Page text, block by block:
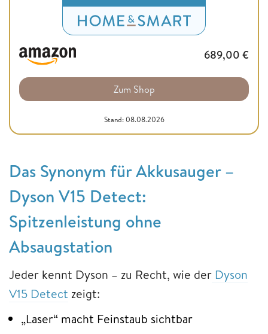
689,00 €
Zum Shop
Stand: 08.08.2026
Das Synonym für Akkusauger –
Dyson V15 Detect:
Spitzenleistung ohne
Absaugstation
Jeder kennt Dyson – zu Recht, wie der Dyson
V15 Detect zeigt:
„Laser“ macht Feinstaub sichtbar